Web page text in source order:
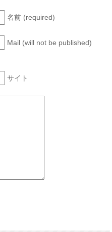
名前 (required)
Mail (will not be published)
サイト